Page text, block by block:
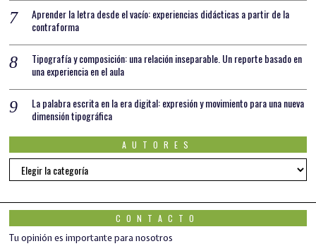
Aprender la letra desde el vacío: experiencias didácticas a partir de la
contraforma
Tipografía y composición: una relación inseparable. Un reporte basado en
una experiencia en el aula
La palabra escrita en la era digital: expresión y movimiento para una nueva
dimensión tipográfica
AUTORES
AUTORES
CONTACTO
Tu opinión es importante para nosotros